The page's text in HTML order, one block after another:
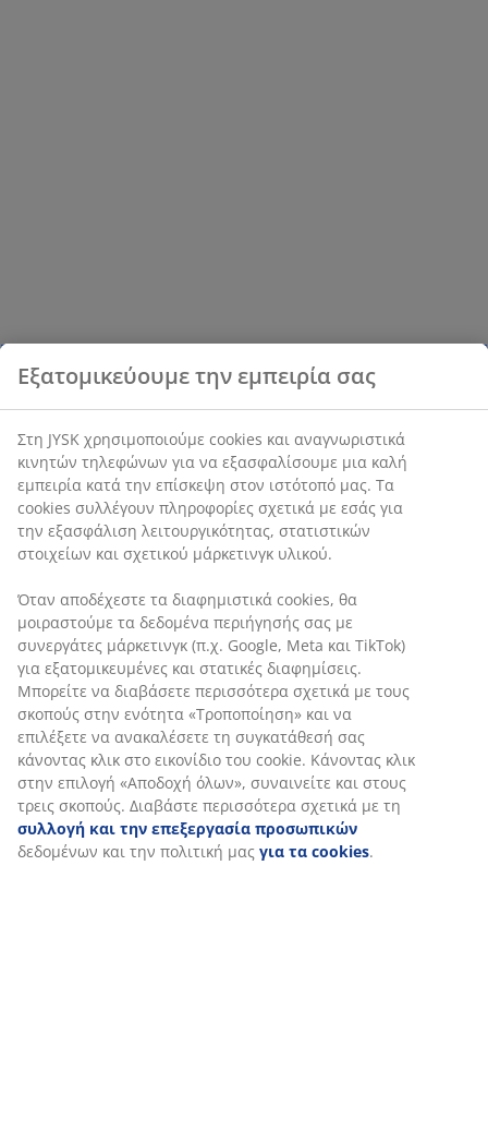
Εξατομικεύουμε την εμπειρία σας
Στη JYSK χρησιμοποιούμε cookies και αναγνωριστικά
κινητών τηλεφώνων για να εξασφαλίσουμε μια καλή
εμπειρία κατά την επίσκεψη στον ιστότοπό μας. Τα
cookies συλλέγουν πληροφορίες σχετικά με εσάς για
την εξασφάλιση λειτουργικότητας, στατιστικών
στοιχείων και σχετικού μάρκετινγκ υλικού.
Όταν αποδέχεστε τα διαφημιστικά cookies, θα
μοιραστούμε τα δεδομένα περιήγησής σας με
συνεργάτες μάρκετινγκ (π.χ. Google, Meta και TikTok)
για εξατομικευμένες και στατικές διαφημίσεις.
Μπορείτε να διαβάσετε περισσότερα σχετικά με τους
σκοπούς στην ενότητα «Τροποποίηση» και να
επιλέξετε να ανακαλέσετε τη συγκατάθεσή σας
κάνοντας κλικ στο εικονίδιο του cookie. Κάνοντας κλικ
στην επιλογή «Αποδοχή όλων», συναινείτε και στους
τρεις σκοπούς. Διαβάστε περισσότερα σχετικά με τη
συλλογή και την επεξεργασία προσωπικών
δεδομένων και την πολιτική μας για τα cookies.